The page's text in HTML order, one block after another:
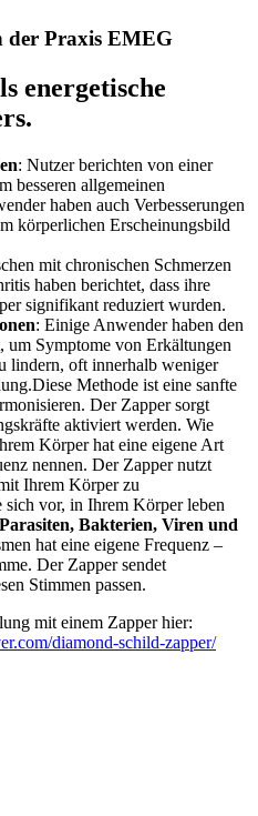
der Praxis EMEG
energetische
: Nutzer berichten von einer
besseren allgemeinen
haben auch Verbesserungen
körperlichen Erscheinungsbild
mit chronischen Schmerzen
haben berichtet, dass ihre
signifikant reduziert wurden​​.
: Einige Anwender haben den
um Symptome von Erkältungen
lindern, oft innerhalb weniger
Methode ist eine sanfte
Der Zapper sorgt
aktiviert werden. Wie
Körper hat eine eigene Art
nennen. Der Zapper nutzt
Ihrem Körper zu
vor, in Ihrem Körper leben
Parasiten, Bakterien, Viren und
hat eine eigene Frequenz –
Der Zapper sendet
Stimmen passen.
mit einem Zapper hier:
diamond-schild-zapper/